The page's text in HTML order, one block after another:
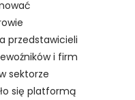
przedstawicieli
i firm
sektorze
się platformą